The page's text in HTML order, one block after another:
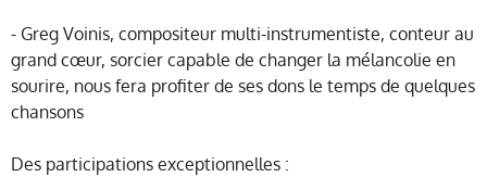
- Greg Voinis, compositeur multi-instrumentiste, conteur au
grand cœur, sorcier capable de changer la mélancolie en
sourire, nous fera profiter de ses dons le temps de quelques
chansons
Des participations exceptionnelles :